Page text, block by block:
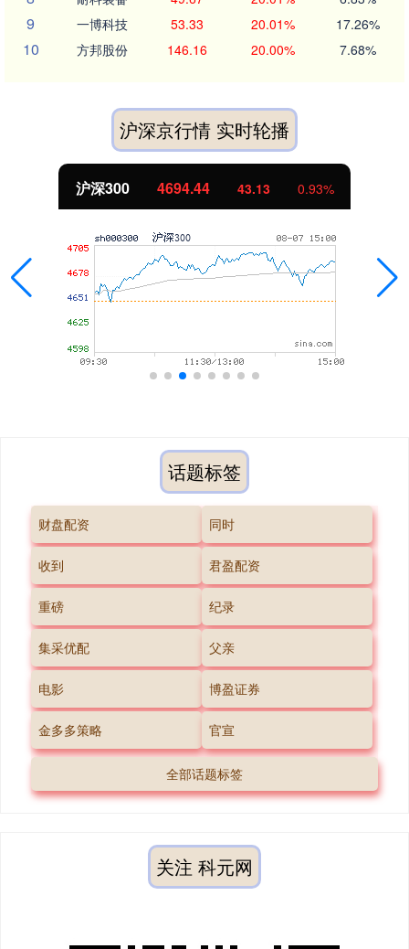
9 一博科技 53.33 20.01% 17.26%
10 方邦股份 146.16 20.00% 7.68%
沪深京行情 实时轮播
沪深300 4694.44 43.13 0.93%
话题标签
财盘配资 同时
收到 君盈配资
重磅 纪录
集采优配 父亲
电影 博盈证券
金多多策略 官宣
全部话题标签
关注 科元网